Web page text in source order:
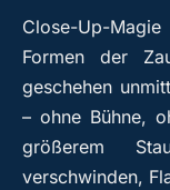
Close-Up-
Formen der
geschehen
– ohne Bühne,
größerem
verschwinden,